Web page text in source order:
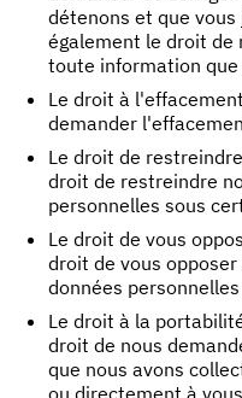
détenons et que vous
également le droit de
toute information que
Le droit à
demander
Le droit de
droit de restreindre
personnelles sous
Le droit de vous
droit de vous
données
Le droit à la
droit de nous
que nous avons
ou directement à